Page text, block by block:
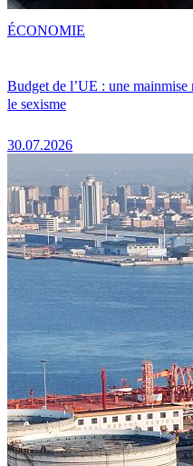
Budget de l’UE : une
le sexisme
30.07.2026
ÉCONOMIE